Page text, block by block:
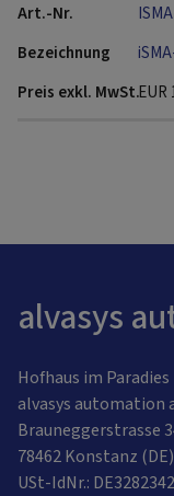
EUR
alvasys
Hofhaus im Paradies
alvasys automation
Brauneggerstrasse
78462 Konstanz (DE)
USt-IdNr.: